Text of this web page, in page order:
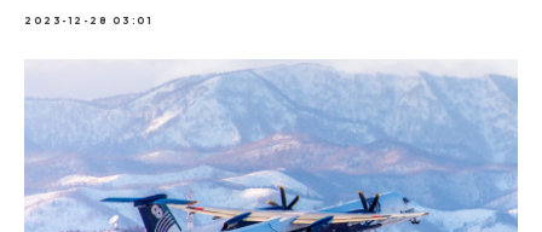
2023-12-28 03:01